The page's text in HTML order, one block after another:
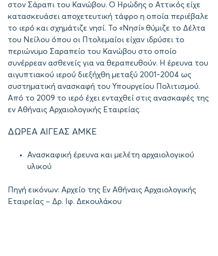
στον Σάραπι του Κανώβου. Ο Ηρώδης ο Αττικός είχε
κατασκευάσει αποχετευτική τάφρο η οποία περιέβαλε
το ιερό και σχημάτιζε νησί. Το «Νησί» θύμιζε το Δέλτα
του Νείλου όπου οι Πτολεμαίοι είχαν ιδρύσει το
περιώνυμο Σαραπείο του Κανώβου στο οποίο
συνέρρεαν ασθενείς για να θεραπευθούν. Η έρευνα του
αιγυπτιακού ιερού διεξήχθη μεταξύ 2001-2004 ως
συστηματική ανασκαφή του Υπουργείου Πολιτισμού.
Από το 2009 το ιερό έχει ενταχθεί στις ανασκαφές της
εν Αθήναις Αρχαιολογικής Εταιρείας.
ΔΩΡΕΑ ΑΙΓΕΑΣ ΑΜΚΕ
Ανασκαφική έρευνα και μελέτη αρχαιολογικού
υλικού
Πηγή εικόνων: Αρχείο της Εν Αθήναις Αρχαιολογικής
Εταιρείας – Δρ. Ιφ. Δεκουλάκου